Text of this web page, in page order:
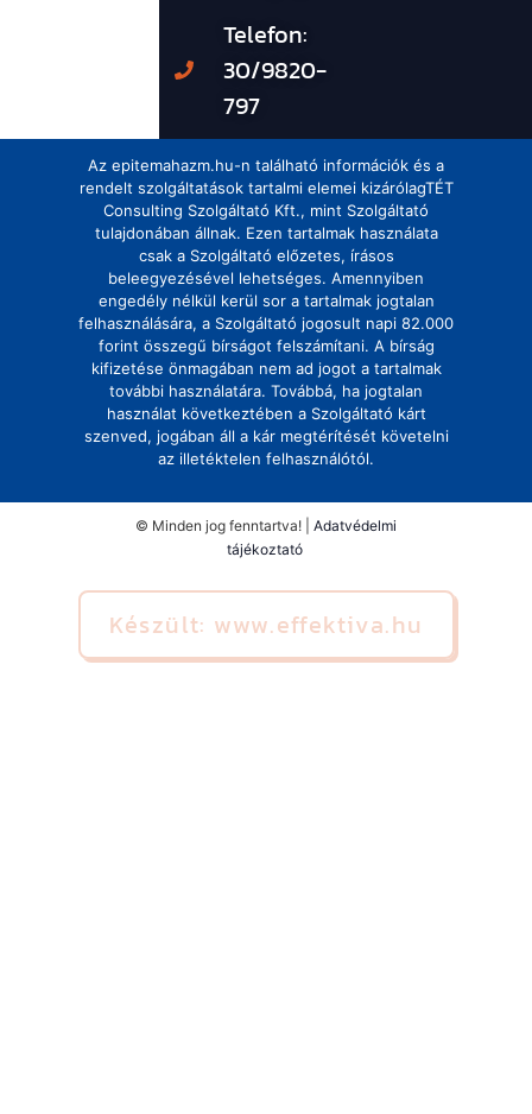
Telefon:
30/9820-
797
Az epitemahazm.hu-n található információk és a
rendelt szolgáltatások tartalmi elemei kizárólagTÉT
Consulting Szolgáltató Kft., mint Szolgáltató
tulajdonában állnak. Ezen tartalmak használata
csak a Szolgáltató előzetes, írásos
beleegyezésével lehetséges. Amennyiben
engedély nélkül kerül sor a tartalmak jogtalan
felhasználására, a Szolgáltató jogosult napi 82.000
forint összegű bírságot felszámítani. A bírság
kifizetése önmagában nem ad jogot a tartalmak
további használatára. Továbbá, ha jogtalan
használat következtében a Szolgáltató kárt
szenved, jogában áll a kár megtérítését követelni
az illetéktelen felhasználótól.
© Minden jog fenntartva! | Adatvédelmi
tájékoztató
Készült: www.effektiva.hu